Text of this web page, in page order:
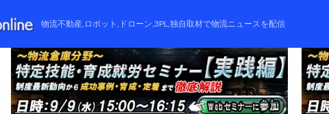
物流不動産,ロボット,ドローン,3PL,独自取材で物流ニュースを配信